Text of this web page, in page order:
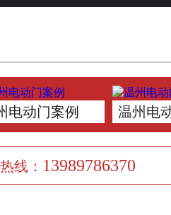
电动门案例 温州电
线： 13989786370